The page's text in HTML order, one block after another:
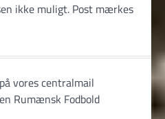
ikke muligt. Post mærkes
vores centralmail
Rumænsk Fodbold